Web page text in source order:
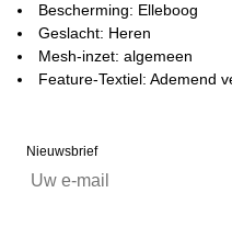
Bescherming: Elleboog
Geslacht: Heren
Mesh-inzet: algemeen
Feature-Textiel: Ademend
Nieuwsbrief